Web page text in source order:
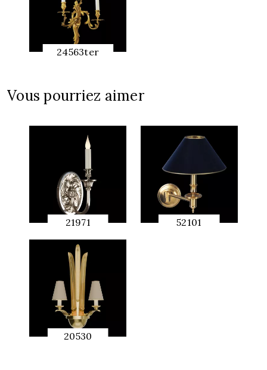
24563ter
Vous pourriez aimer
21971
APERÇU
RAPIDE
52101
20530